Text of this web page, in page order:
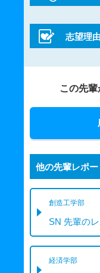
志望理
この先
他の先輩レポ
創造工学部
SN 先輩の
経済学部